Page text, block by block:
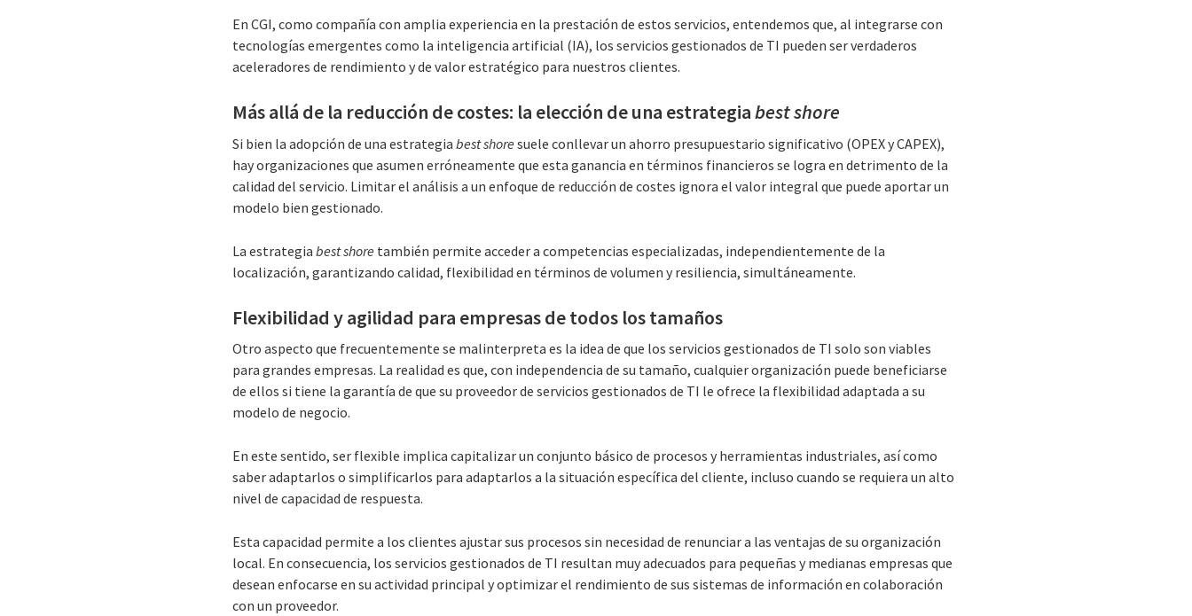
En CGI, como compañía con amplia experiencia en la prestación de estos servicios, entendemos que, al integrarse con
tecnologías emergentes como la inteligencia artificial (IA), los servicios gestionados de TI pueden ser verdaderos
aceleradores de rendimiento y de valor estratégico para nuestros clientes.
Más allá de la reducción de costes: la elección de una estrategiabest shore
Si bien la adopción de una estrategiabest shore suele conllevar un ahorro presupuestario significativo (OPEX y CAPEX),
hay organizaciones que asumen erróneamente que esta ganancia en términos financieros se logra en detrimento de la
calidad del servicio. Limitar el análisis a un enfoque de reducción de costes ignora el valor integral que puede aportar un
modelo bien gestionado.
La estrategiabest shore también permite acceder a competencias especializadas, independientemente de la
localización, garantizando calidad, flexibilidad en términos de volumen y resiliencia, simultáneamente.
Flexibilidad y agilidad para empresas de todos los tamaños
Otro aspecto que frecuentemente se malinterpreta es la idea de que los servicios gestionados de TI solo son viables
para grandes empresas. La realidad es que, con independencia de su tamaño, cualquier organización puede beneficiarse
de ellos si tiene la garantía de que su proveedor de servicios gestionados de TI le ofrece la flexibilidad adaptada a su
modelo de negocio.
En este sentido, ser flexible implica capitalizar un conjunto básico de procesos y herramientas industriales, así como
saber adaptarlos o simplificarlos para adaptarlos a la situación específica del cliente, incluso cuando se requiera un alto
nivel de capacidad de respuesta.
Esta capacidad permite a los clientes ajustar sus procesos sin necesidad de renunciar a las ventajas de su organización
local. En consecuencia, los servicios gestionados de TI resultan muy adecuados para pequeñas y medianas empresas que
desean enfocarse en su actividad principal y optimizar el rendimiento de sus sistemas de información en colaboración
con un proveedor.